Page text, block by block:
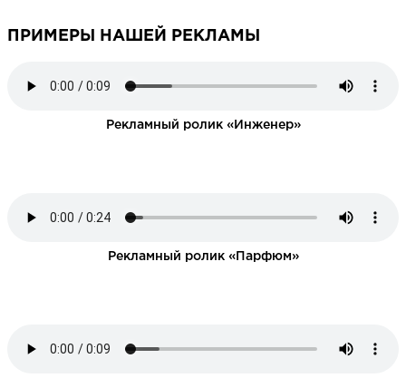
НАПИСАТЬ НАМ
ПРИМЕРЫ НАШЕЙ РЕКЛАМЫ
Рекламный ролик «Инженер»
Рекламный ролик «Парфюм»